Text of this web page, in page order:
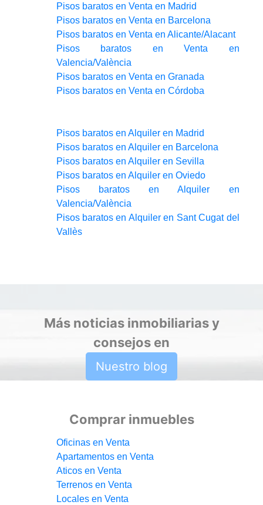
Pisos baratos en Venta en Madrid
Pisos baratos en Venta en Barcelona
Pisos baratos en Venta en Alicante/Alacant
Pisos baratos en Venta en
Valencia/València
Pisos baratos en Venta en Granada
Pisos baratos en Venta en Córdoba
Pisos baratos en Alquiler en Madrid
Pisos baratos en Alquiler en Barcelona
Pisos baratos en Alquiler en Sevilla
Pisos baratos en Alquiler en Oviedo
Pisos baratos en Alquiler en
Valencia/València
Pisos baratos en Alquiler en Sant Cugat del
Vallès
Más noticias inmobiliarias y
consejos en
Nuestro blog
Comprar inmuebles
Oficinas en Venta
Apartamentos en Venta
Aticos en Venta
Terrenos en Venta
Locales en Venta